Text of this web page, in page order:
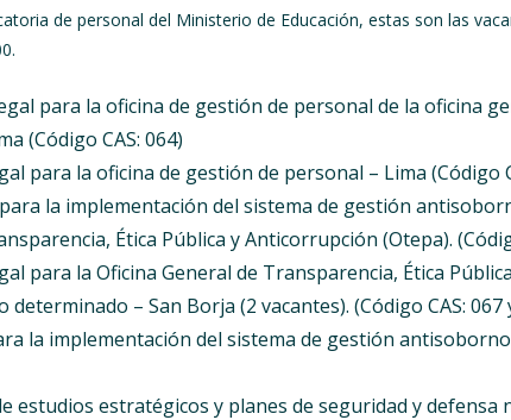
de personal del Ministerio de Educación, estas son las
para la oficina de gestión de personal de la oficina
(Código CAS: 064)
para la oficina de gestión de personal – Lima (Código
la implementación del sistema de gestión
Ética Pública y Anticorrupción (Otepa).
para la Oficina General de Transparencia, Ética
determinado – San Borja (2 vacantes). (Código CAS: 067
la implementación del sistema de gestión antisoborno
estudios estratégicos y planes de seguridad y defensa